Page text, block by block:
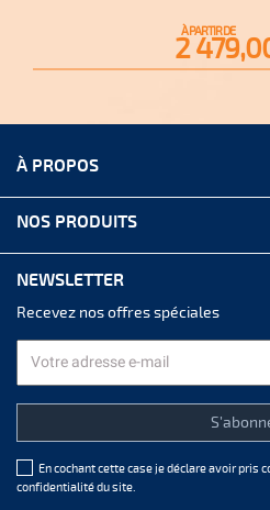
À PARTIR DE
Prix
2
À PROPOS
NOS PRODUITS
NEWSLETTER
Recevez nos offres spéciales
En cochant cette case je déclare avoir pris
confidentialitédu site.